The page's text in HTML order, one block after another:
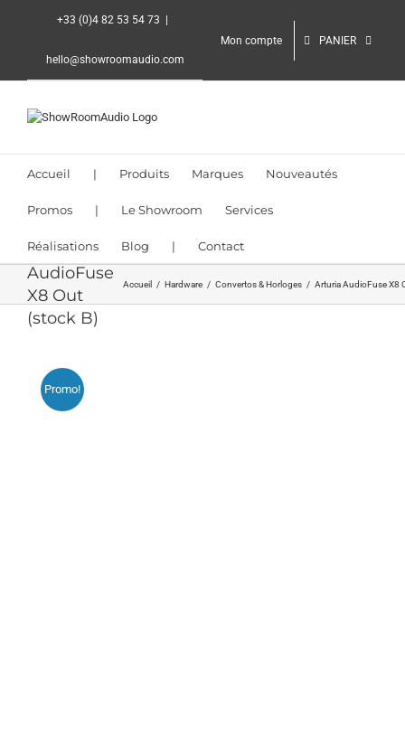
+33 (0)4 82 53 54 73
hello@showroomaudio.com
Mon compte PANIER
Accueil | Produits Marques Nouveautés
Promos | Le Showroom Services
Réalisations Blog | Contact
Arturia
AudioFuse
X8 Out
(stock B)
Accueil Hardware Convertos & Horloges Arturia AudioFuse X8
Promo!